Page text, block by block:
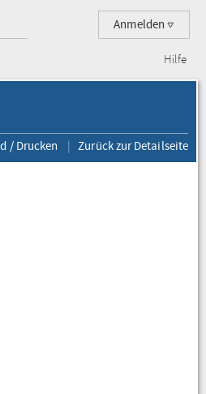
Anmelden
Hilfe
/ Drucken Zurück zur Detailseite